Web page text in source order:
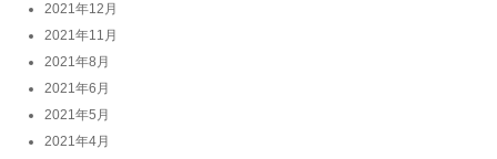
2021年12月
2021年11月
2021年8月
2021年6月
2021年5月
2021年4月